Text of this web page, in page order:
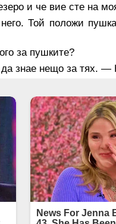
и че вие сте на
Той положи
за пушките?
да знае нещо за тях.